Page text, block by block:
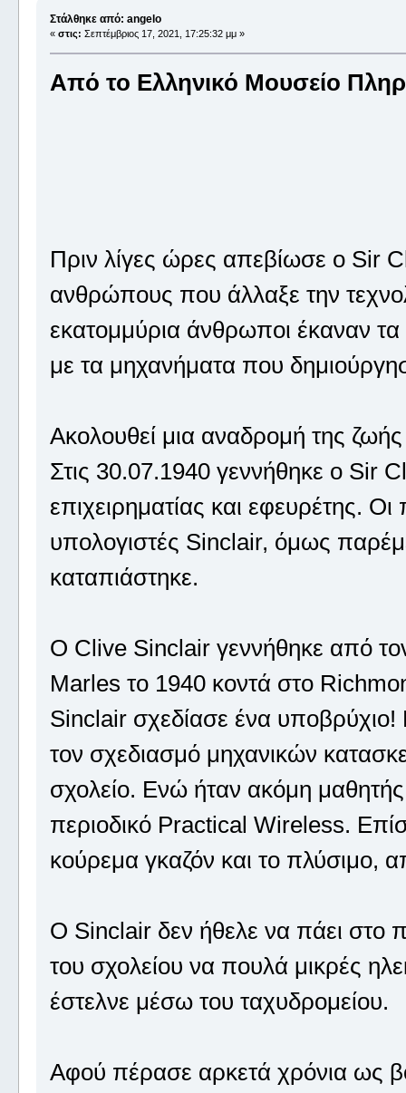
Στάλθηκε από: angelo
« στις: Σεπτέμβριος 17, 2021, 17:25:32 μμ »
Από το Ελληνικό Μουσείο
Πριν λίγες ώρες απεβίωσε ο Sir
ανθρώπους που άλλαξε την
εκατομμύρια άνθρωποι έκαναν
με τα μηχανήματα που
Ακολουθεί μια αναδρομή της
Στις 30.07.1940 γεννήθηκε ο Sir
επιχειρηματίας και εφευρέτης.
υπολογιστές Sinclair, όμως
καταπιάστηκε.
Ο Clive Sinclair γεννήθηκε από
Marles το 1940 κοντά στο
Sinclair σχεδίασε ένα υποβρύχιο!
τον σχεδιασμό μηχανικών
σχολείο. Ενώ ήταν ακόμη
περιοδικό Practical Wireless.
κούρεμα γκαζόν και το πλύσιμο,
Ο Sinclair δεν ήθελε να πάει στο
του σχολείου να πουλά μικρές
έστελνε μέσω του ταχυδρομείου.
Αφού πέρασε αρκετά χρόνια ως